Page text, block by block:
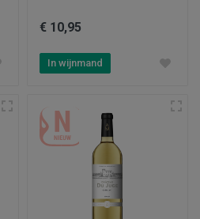
€ 10,95
In wijnmand